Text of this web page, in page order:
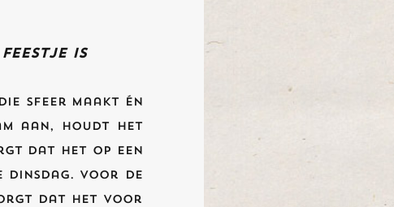
is
sfeer maakt én
aan, houdt het
dat het op een
Voor de
dat het voor